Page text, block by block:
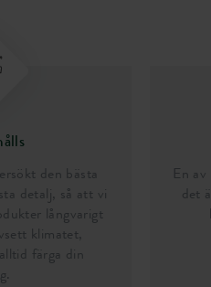
den bästa
detalj, så att vi
långvarigt
klimatet,
färga din
En
det